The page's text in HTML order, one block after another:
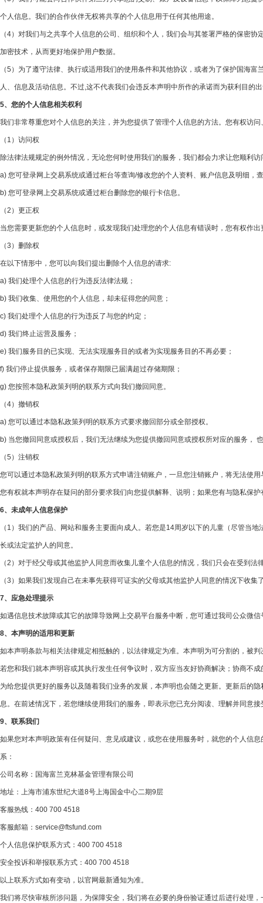
个人信息。我们的合作伙伴无权将共享的个人信息用于任何其他用途。
（4）对我们与之共享个人信息的公司、组织和个人，我们会与其签署严格的保密
加密技术，从而更好地保护用户数据。
（5）为了遵守法律、执行或适用我们的使用条件和其他协议，或者为了保护国海
人、信息及活动信息。不过,这不代表我们会违反本声明中所作的承诺而为获利目的
5、您的个人信息相关权利
我们非常尊重您对个人信息的关注，并为您提供了管理个人信息的方法。您有权访
（1）访问权
除法律法规规定的例外情况，无论您何时使用我们的服务，我们都会力求让您顺利
a) 您可登录网上交易系统或通过柜台等查询/修改您的个人资料、账户信息及明细，
b) 您可登录网上交易系统或通过柜台删除您的银行卡信息。
（2）更正权
当您需要更新您的个人信息时，或发现我们处理您的个人信息有错误时，您有权作
（3）删除权
在以下情形中，您可以向我们提出删除个人信息的请求:
a) 我们处理个人信息的行为违反法律法规；
b) 我们收集、使用您的个人信息，却未征得您的同意；
c) 我们处理个人信息的行为违反了与您的约定；
d) 我们终止运营及服务；
e) 我们服务目的已实现、无法实现服务目的或者为实现服务目的不再必要；
f) 我们停止提供服务，或者保存期限已届满超过存储期限；
g) 您按照本隐私政策列明的联系方式向我们撤回同意。
（4）撤销权
a) 您可以通过本隐私政策列明的联系方式要求撤回部分或全部授权。
b) 当您撤回同意或授权后，我们无法继续为您提供撤回同意或授权所对应的服务，
（5）注销权
您可以通过本隐私政策列明的联系方式申请注销账户，一旦您注销账户，将无法使
您有权就本声明存在疑问的部分要求我们向您提供解释、说明；如果您有与隐私保
6、未成年人信息保护
（1）我们的产品、网站和服务主要面向成人。若您是14周岁以下的儿童（尽管当
长或法定监护人的同意。
（2）对于经父母或其他监护人同意而收集儿童个人信息的情况，我们只会在受到
（3）如果我们发现自己在未事先获得可证实的父母或其他监护人同意的情况下收
7、应急处理提示
如遇信息技术故障或其它的故障导致网上交易平台服务中断，您可通过我司公众微
8、本声明的适用和更新
如本声明条款与相关法律规定相抵触的，以法律规定为准。本声明为可分割的，被
若您和我们就本声明容或其执行发生任何争议时，双方应当友好协商解决；协商不
为给您提供更好的服务以及随着我们业务的发展，本声明也会随之更新。更新后的
息。在前述情况下，若您继续使用我们的服务，即表示您已充分阅读、理解并同意
9、联系我们
如果您对本声明政策有任何疑问、意见或建议，或您在使用服务时，就您的个人信
系：
公司名称：国海富兰克林基金管理有限公司
地址：上海市浦东世纪大道8号上海国金中心二期9层
客服热线：400 700 4518
客服邮箱：service@ftsfund.com
个人信息保护联系方式：400 700 4518
安全投诉和举报联系方式：400 700 4518
以上联系方式如有变动，以官网最新通知为准。
我们将尽快审核所涉问题，为保障安全，我们将在必要的身份验证通过后进行处理